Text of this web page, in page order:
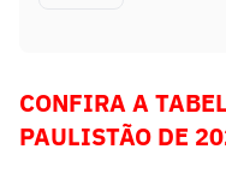
CONFIRA A
PAULISTÃO DE